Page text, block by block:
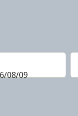
08/09